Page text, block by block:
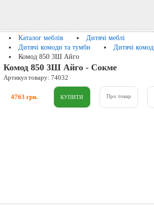
Каталог меблів
Дитячі меблі
Дитячі комоди та тумби
Дитячі
Комод 850 3Ш Айго
Комод 850 3Ш Айго - Сокме
Артикул товару: 74032
4763 грн. Про товар